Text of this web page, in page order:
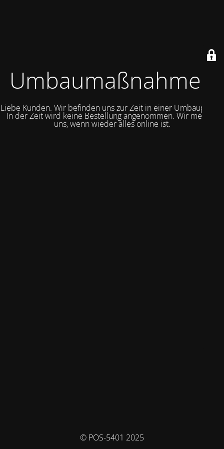
Umbaumaßnahmen
Liebe Kunden. Wir befinden uns zur Zeit in einer Umbauphase.
In der Zeit wird keine Bestellung angenommen. Wir melden
uns, wenn wieder alles online ist.
© POS-5401 2025